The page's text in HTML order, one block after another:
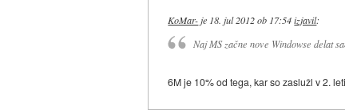
KoMar- je 18. jul 2012 ob 17:54 izjavil:
Naj MS začne nove Windowse delat
6M je 10% od tega, kar so zaslužl v 2.